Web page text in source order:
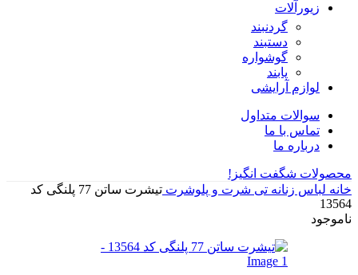
زیورآلات
گردنبند
دستبند
گوشواره
پابند
لوازم آرایشی
سوالات متداول
تماس با ما
درباره ما
محصولات شگفت انگیز!
خانه لباس زنانه تی شرت و پلوشرت
تیشرت ساتن 77 پلنگی کد
13564
ناموجود